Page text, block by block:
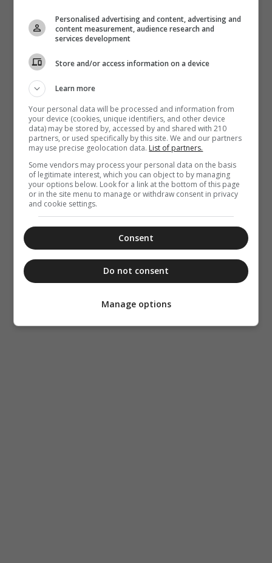
Personalised advertising and content, advertising and
content measurement, audience research and
services development
Store and/or access information on a device
Learn more
Your personal data will be processed and information from
your device (cookies, unique identifiers, and other device
data) may be stored by, accessed by and shared with 210
partners, or used specifically by this site. We and our partners
may use precise geolocation data. List of partners.
Some vendors may process your personal data on the basis
of legitimate interest, which you can object to by managing
your options below. Look for a link at the bottom of this page
or in the site menu to manage or withdraw consent in privacy
and cookie settings.
Consent
Do not consent
Manage options